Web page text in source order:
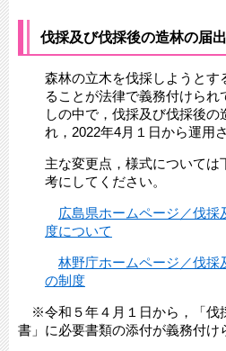
伐採及び伐採後の造林の届
森林の立木を伐採しようとす
ることが法律で義務付けら
しの中で，伐採及び伐採後の
れ，2022年4月１日から運用
主な変更点，様式については
考にしてください。
広島県ホームページ／伐採
度について
林野庁ホームページ／伐採
の制度
※令和５年４月１日から，「伐
書」に必要書類の添付が義務付け